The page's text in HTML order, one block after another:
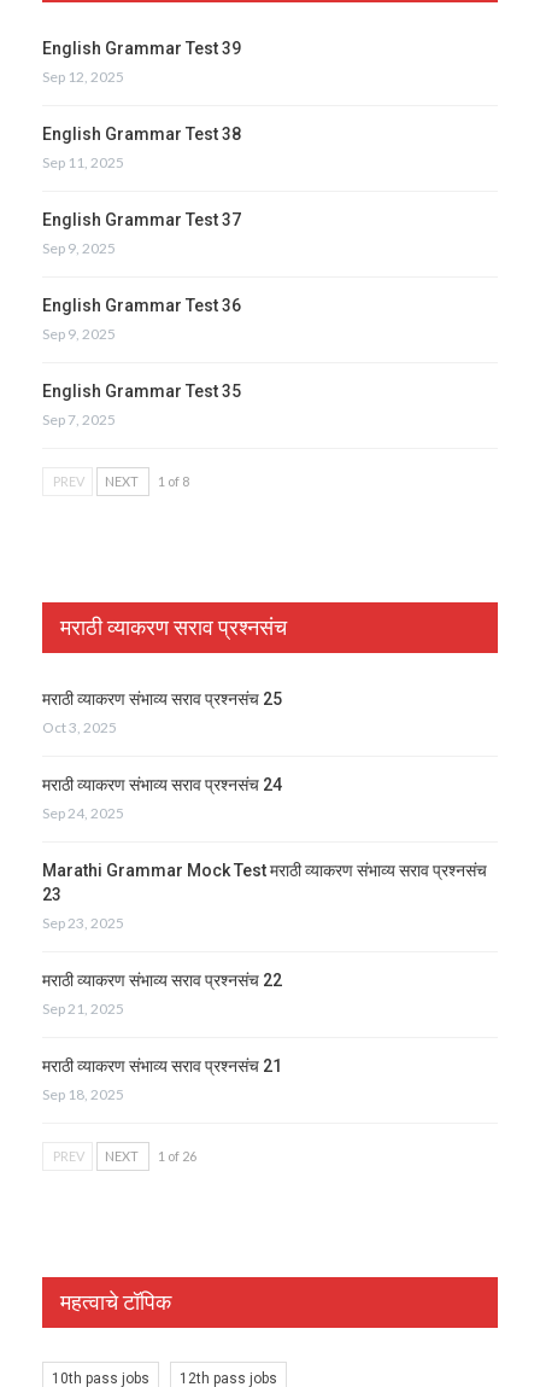
English Grammar Test 39
Sep 12, 2025
English Grammar Test 38
Sep 11, 2025
English Grammar Test 37
Sep 9, 2025
English Grammar Test 36
Sep 9, 2025
English Grammar Test 35
Sep 7, 2025
PREV NEXT 1 of 8
मराठी व्याकरण सराव प्रश्नसंच
मराठी व्याकरण संभाव्य सराव प्रश्नसंच 25
Oct 3, 2025
मराठी व्याकरण संभाव्य सराव प्रश्नसंच 24
Sep 24, 2025
Marathi Grammar Mock Test मराठी व्याकरण संभाव्य सराव प्रश्नसंच
23
Sep 23, 2025
मराठी व्याकरण संभाव्य सराव प्रश्नसंच 22
Sep 21, 2025
मराठी व्याकरण संभाव्य सराव प्रश्नसंच 21
Sep 18, 2025
PREV NEXT 1 of 26
महत्वाचे टॉपिक
10th pass jobs 12th pass jobs